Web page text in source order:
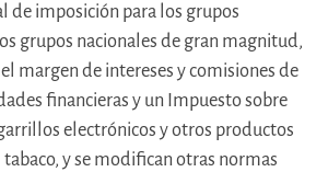
de imposición para los grupos
grupos nacionales de gran magnitud,
margen de intereses y comisiones de
financieras y un Impuesto sobre
electrónicos y otros productos
y se modifican otras normas